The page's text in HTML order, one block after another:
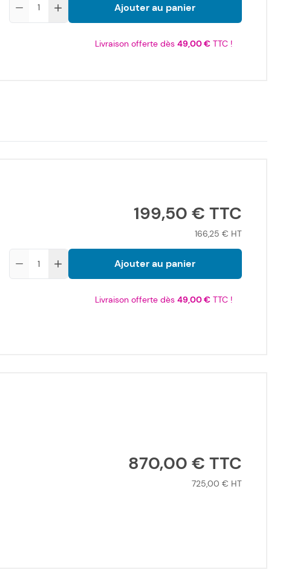
Ajouter au panier
Livraison offerte dès 49,00 €TTC !
199,50 €
166,25 €
Ajouter au panier
Livraison offerte dès 49,00 €TTC !
870,00 €
725,00 €